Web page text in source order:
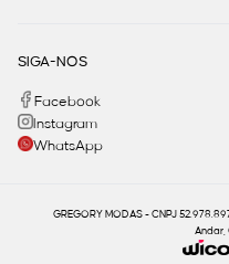
SIGA-NOS
Facebook
Instagram
WhatsApp
GREGORY MODAS - CNPJ
Andar,